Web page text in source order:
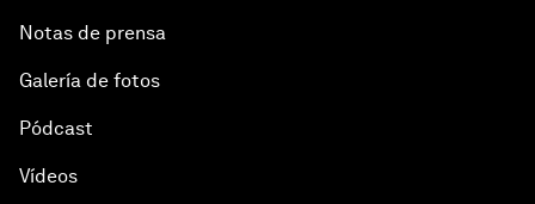
Notas de prensa
Galería de fotos
Pódcast
Vídeos